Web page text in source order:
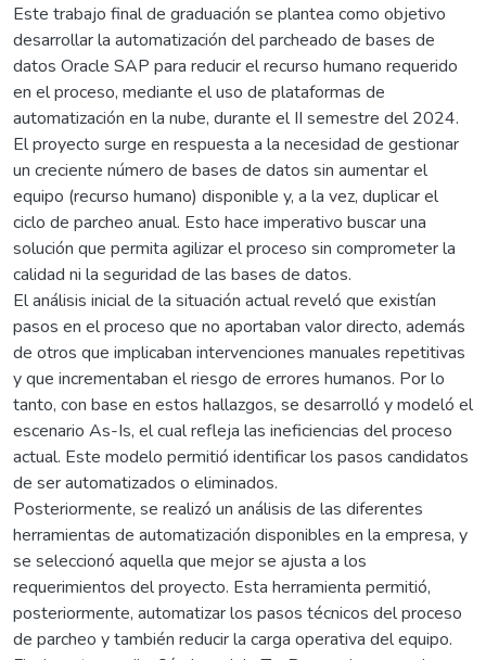
Este trabajo final de graduación se plantea como objetivo
desarrollar la automatización del parcheado de bases de
datos Oracle SAP para reducir el recurso humano requerido
en el proceso, mediante el uso de plataformas de
automatización en la nube, durante el II semestre del 2024.
El proyecto surge en respuesta a la necesidad de gestionar
un creciente número de bases de datos sin aumentar el
equipo (recurso humano) disponible y, a la vez, duplicar el
ciclo de parcheo anual. Esto hace imperativo buscar una
solución que permita agilizar el proceso sin comprometer la
calidad ni la seguridad de las bases de datos.
El análisis inicial de la situación actual reveló que existían
pasos en el proceso que no aportaban valor directo, además
de otros que implicaban intervenciones manuales repetitivas
y que incrementaban el riesgo de errores humanos. Por lo
tanto, con base en estos hallazgos, se desarrolló y modeló el
escenario As-Is, el cual refleja las ineficiencias del proceso
actual. Este modelo permitió identificar los pasos candidatos
de ser automatizados o eliminados.
Posteriormente, se realizó un análisis de las diferentes
herramientas de automatización disponibles en la empresa, y
se seleccionó aquella que mejor se ajusta a los
requerimientos del proyecto. Esta herramienta permitió,
posteriormente, automatizar los pasos técnicos del proceso
de parcheo y también reducir la carga operativa del equipo.